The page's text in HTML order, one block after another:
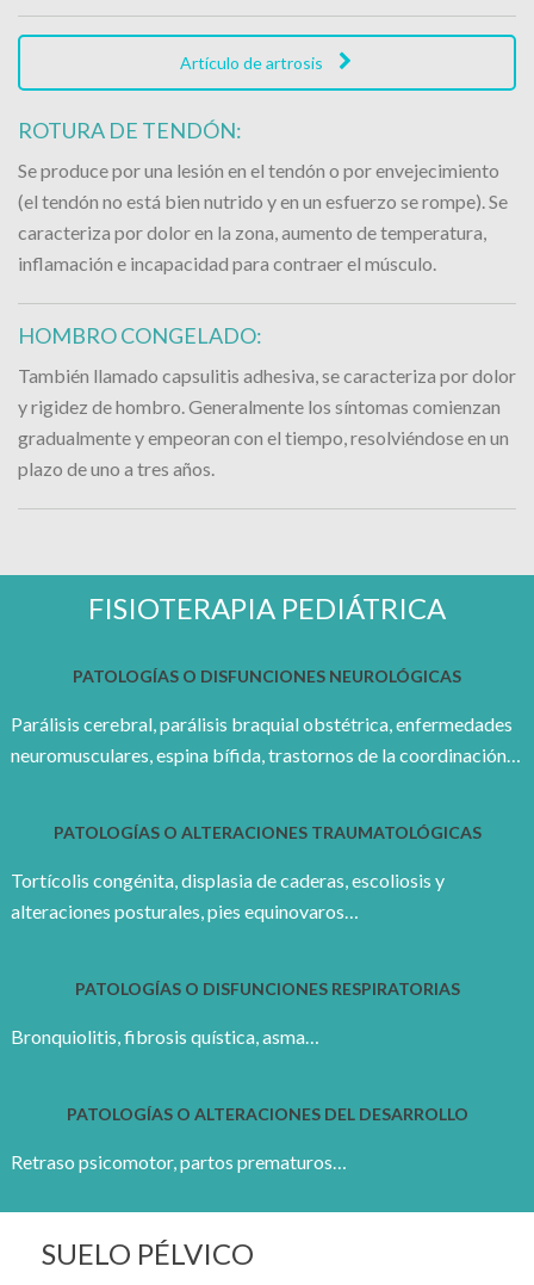
Artículo de artrosis
ROTURA DE TENDÓN:
Se produce por una lesión en el tendón o por envejecimiento
(el tendón no está bien nutrido y en un esfuerzo se rompe). Se
caracteriza por dolor en la zona, aumento de temperatura,
inflamación e incapacidad para contraer el músculo.
HOMBRO CONGELADO:
También llamado capsulitis adhesiva, se caracteriza por dolor
y rigidez de hombro. Generalmente los síntomas comienzan
gradualmente y empeoran con el tiempo, resolviéndose en un
plazo de uno a tres años.
FISIOTERAPIA PEDIÁTRICA
PATOLOGÍAS O DISFUNCIONES NEUROLÓGICAS
Parálisis cerebral, parálisis braquial obstétrica, enfermedades
neuromusculares, espina bífida, trastornos de la coordinación…
PATOLOGÍAS O ALTERACIONES TRAUMATOLÓGICAS
Tortícolis congénita, displasia de caderas, escoliosis y
alteraciones posturales, pies equinovaros…
PATOLOGÍAS O DISFUNCIONES RESPIRATORIAS
Bronquiolitis, fibrosis quística, asma…
PATOLOGÍAS O ALTERACIONES DEL DESARROLLO
Retraso psicomotor, partos prematuros…
SUELO PÉLVICO